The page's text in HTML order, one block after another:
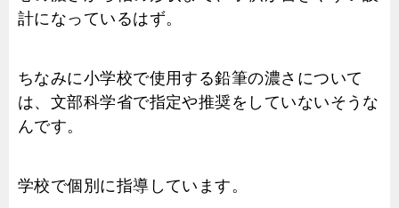
計になっているはず。
ちなみに小学校で使用する鉛筆の濃さについて
は、文部科学省で指定や推奨をしていないそうな
んです。
学校で個別に指導しています。